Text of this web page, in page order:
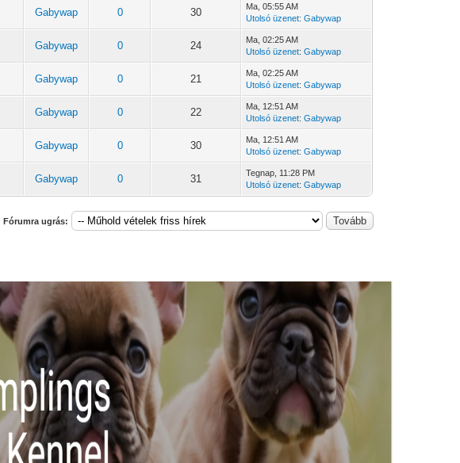
Gabywap 0 30 Ma , 05:55 AM
Utolsó üzenet:Gabywap
Gabywap 0 24 Ma , 02:25 AM
Utolsó üzenet:Gabywap
Gabywap 0 21 Ma , 02:25 AM
Utolsó üzenet:Gabywap
Gabywap 0 22 Ma , 12:51 AM
Utolsó üzenet:Gabywap
Gabywap 0 30 Ma , 12:51 AM
Utolsó üzenet:Gabywap
Gabywap 0 31 Tegnap , 11:28 PM
Utolsó üzenet:Gabywap
Fórumra ugrás: